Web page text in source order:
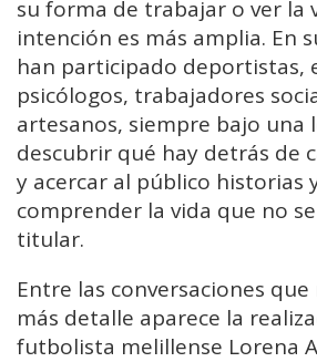
su forma de trabajar o ver la
intención es más amplia. En
han participado deportistas,
psicólogos, trabajadores
artesanos, siempre bajo una
descubrir qué hay detrás de
y acercar al público historias
comprender la vida que no
titular.
Entre las conversaciones
más detalle aparece la
futbolista melillense Lorena